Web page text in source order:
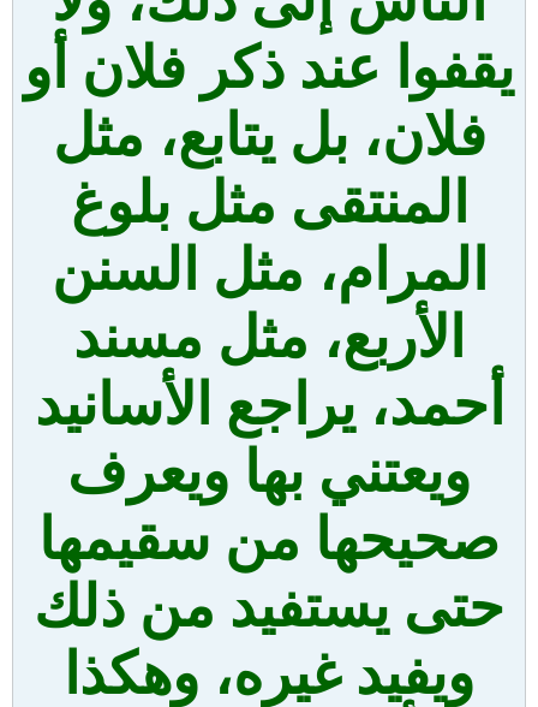
يقفوا عند ذكر فلان أو
فلان، بل يتابع، مثل
المنتقى مثل بلوغ
المرام، مثل السنن
الأربع، مثل مسند
أحمد، يراجع الأسانيد
ويعتني بها ويعرف
صحيحها من سقيمها
حتى يستفيد من ذلك
ويفيد غيره، وهكذا